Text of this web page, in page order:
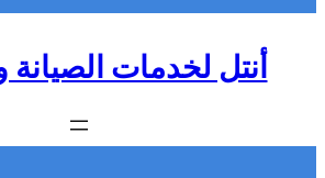
أنتل لخدمات الصيانة